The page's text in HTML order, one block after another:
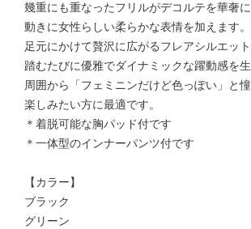
幾重にも重なったフリルがデコルテを華奢
動きに女性らしい柔らかな表情を加えます。
足元にかけて贅沢に広がるフレアシルエッ
踏むたびに優雅でダイナミックな躍動感を生
周囲から「フェミニンだけど色っぽい」と
楽しみたい方に最適です。
＊着脱可能な胸パッド付です
＊一体型のインナーパンツ付です
【カラー】
ブラック
グリーン